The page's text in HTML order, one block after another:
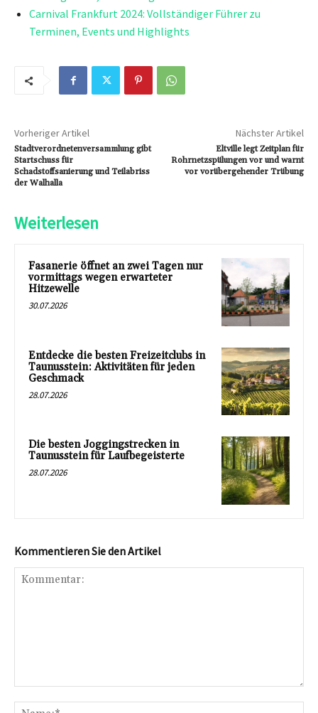
Carnival Frankfurt 2024: Vollständiger Führer zu
Terminen, Events und Highlights
Vorheriger Artikel
Stadtverordnetenversammlung gibt
Startschuss für
Schadstoffsanierung und Teilabriss
der Walhalla
Nächster Artikel
Eltville legt Zeitplan für
Rohrnetzspülungen vor und warnt
vor vorübergehender Trübung
Weiterlesen
Fasanerie öffnet an zwei Tagen nur
vormittags wegen erwarteter
Hitzewelle
30.07.2026
Entdecke die besten Freizeitclubs in
Taunusstein: Aktivitäten für jeden
Geschmack
28.07.2026
Die besten Joggingstrecken in
Taunusstein für Laufbegeisterte
28.07.2026
Kommentieren Sie den Artikel